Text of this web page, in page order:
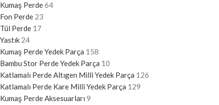
Kumaş Perde64
Fon Perde 23
Tül Perde 17
Yastık 24
Kumaş Perde Yedek Parça 158
Bambu Stor Perde Yedek Parça 10
Katlamalı Perde Altıgen Milli Yedek Parça 126
Katlamalı Perde Kare Milli Yedek Parça 129
Kumaş Perde Aksesuarları 9